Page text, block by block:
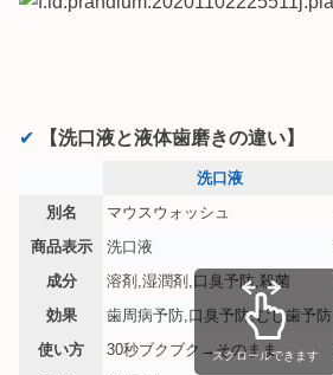
✔︎ 【洗口液と液体歯磨きの違い】
洗口液
別名
マウスウォッシュ
商品表示
洗口液
成分
溶剤,湿潤剤,口臭予防,殺菌
効果
歯周病予防,口臭予防,むし歯予防
使い方
30秒ブクブク→そのまま
スクロールできます